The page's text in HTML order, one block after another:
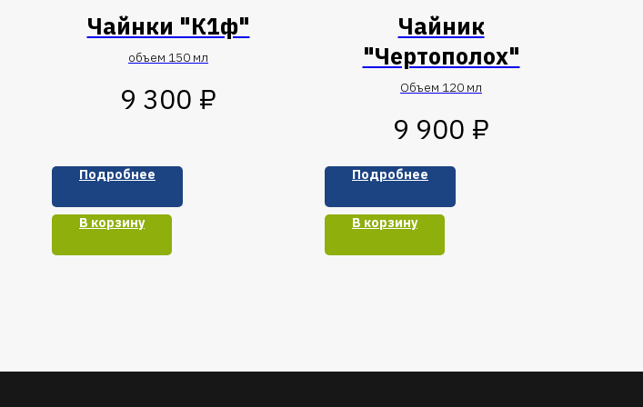
Чайнки "К1ф"
объем 150 мл
9 300 ₽
Подробнее
В корзину
Чайник
"Чертополох"
Объем 120 мл
9 900 ₽
Подробнее
В корзину